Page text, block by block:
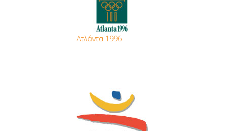
Ατλάντα 1996